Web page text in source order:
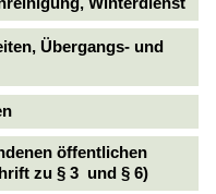
Übergangs- und
öffentlichen
zu § 3 und § 6)